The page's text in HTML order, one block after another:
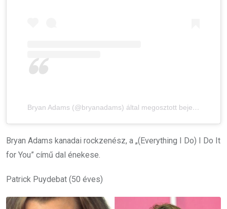
Bryan Adams (@bryanadams) által megosztott bejegyzés
Bryan Adams kanadai rockzenész, a „(Everything I Do) I Do It
for You” című dal énekese.
Patrick Puydebat (50 éves)